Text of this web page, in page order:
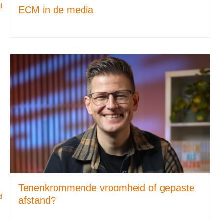
ECM in de media
Tenenkrommende vroomheid of gepaste
afstand?